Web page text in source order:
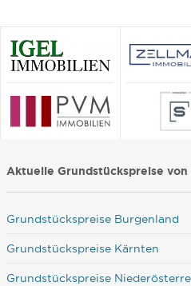
Aktuelle Grundstückspreise
Grundstückspreise Burgenland
Grundstückspreise Kärnten
Grundstückspreise